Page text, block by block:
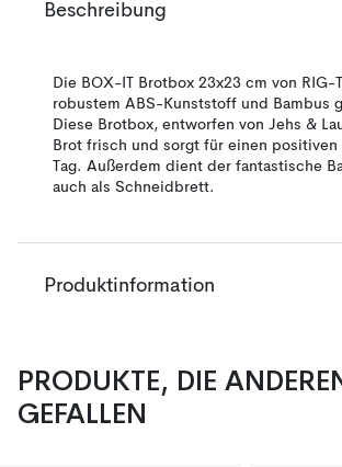
Beschreibung
Die BOX-IT Brotbox 23x23 cm von RIG-
robustem ABS-Kunststoff und Bambus
Diese Brotbox, entworfen von Jehs &
Brot frisch und sorgt für einen positiven
Tag. Außerdem dient der fantastische
auch als Schneidbrett.
Produktinformation
PRODUKTE, DIE
GEFALLEN